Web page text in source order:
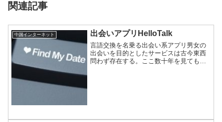
関連記事
中国インターネット 出会いアプリHelloTalk
言語交換を名乗る出会い系アプリ男女の
出会いを目的としたサービスは古今東西
問わず存在する。ここ数十年を見てもテ